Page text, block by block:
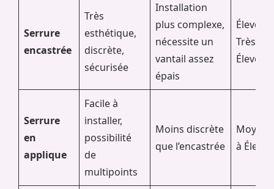
Serrure
encastrée
Très
esthétique,
discrète,
sécurisée
Installation
plus complexe,
nécessite un
vantail assez
épais
Élevé à
Très
Élevé
Serrure
en
applique
Facile à
installer,
possibilité
de
multipoints
Moins discrète
que l’encastrée
Moyen
à Élevé